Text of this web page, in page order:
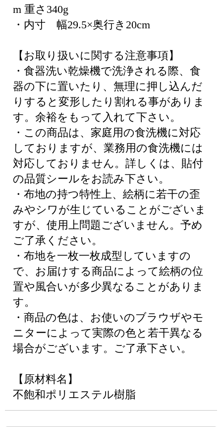
m 重さ340g
・内寸 幅29.5×奥行き20cm
【お取り扱いに関する注意事項】
・食器洗い乾燥機で洗浄される際、食
器の下に置いたり、無理に押し込んだ
りすると変形したり割れる事がありま
す。余裕をもって入れて下さい。
・この商品は、家庭用の食洗機に対応
しておりますが、業務用の食洗機には
対応しておりません。詳しくは、貼付
の品質シールをお読み下さい。
・布地の持つ特性上、絵柄に若干の歪
みやシワが生じていることがございま
すが、使用上問題ございません。予め
ご了承ください。
・布地を一枚一枚成型していますの
で、お届けする商品によって絵柄の位
置や風合いが多少異なることがありま
す。
・商品の色は、お使いのブラウザやモ
ニターによって実際の色と若干異なる
場合がございます。ご了承下さい。
【原材料名】
不飽和ポリエステル樹脂